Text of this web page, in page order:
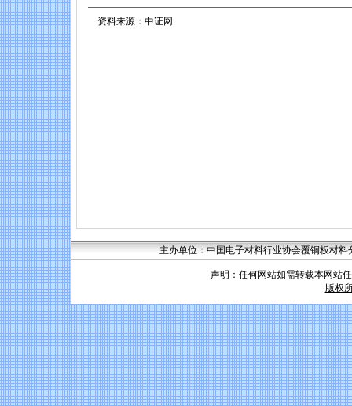
资料来源：中证网
主办单位：中国电子材料行业协会覆铜板材
声明：任何网站如需转载本网站
版权